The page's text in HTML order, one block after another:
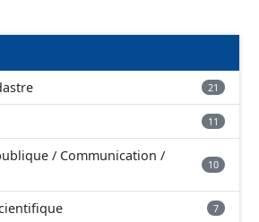
au-delà de cette date.
21
11
/ Communication /
10
7